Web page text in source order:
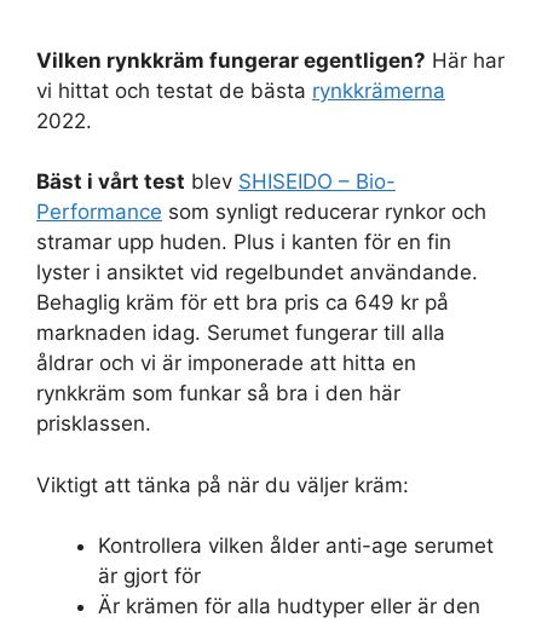
Vilken rynkkräm fungerar egentligen? Här har
vi hittat och testat de bästa rynkkrämerna
2022.
Bäst i vårt test blev SHISEIDO – Bio-
Performance som synligt reducerar rynkor och
stramar upp huden. Plus i kanten för en fin
lyster i ansiktet vid regelbundet användande.
Behaglig kräm för ett bra pris ca 649 kr på
marknaden idag. Serumet fungerar till alla
åldrar och vi är imponerade att hitta en
rynkkräm som funkar så bra i den här
prisklassen.
Viktigt att tänka på när du väljer kräm:
Kontrollera vilken ålder anti-age serumet
är gjort för
Är krämen för alla hudtyper eller är den